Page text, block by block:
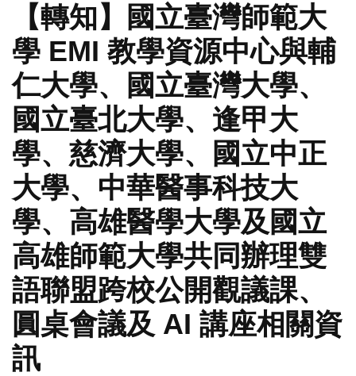
【轉知】國立臺灣師範大
學 EMI 教學資源中心與輔
仁大學、國立臺灣大學、
國立臺北大學、逢甲大
學、慈濟大學、國立中正
大學、中華醫事科技大
學、高雄醫學大學及國立
高雄師範大學共同辦理雙
語聯盟跨校公開觀議課、
圓桌會議及 AI 講座相關資
訊